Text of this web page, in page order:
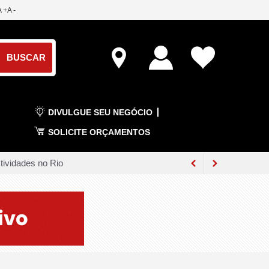
+A -
DIVULGUE SEU NEGÓCIO
SOLICITE ORÇAMENTOS
no Rio
do MDB em Cariacica